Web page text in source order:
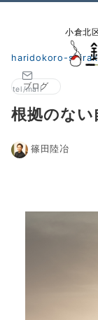
小倉北
tel/mail
haridokoro-
ブログ
根拠のない
篠田陸冶